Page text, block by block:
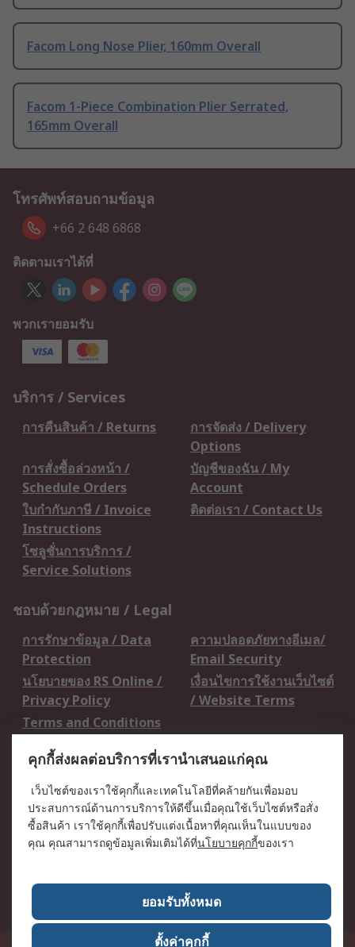
Facom Long Nose Plier, 160mm Overall
Facom 1-Piece Combination Plier Serrated,
165mm Overall
โทรศัพท์สอบถามข้อมูล
+66 2 648 6868
ติดตามเราได้ที่
พวกเรายอมรับ
บริการ / Services
การคืนสินค้า / Returns
การจัดส่ง / Delivery
Options
การสั่งซื้อล่วงหน้า /
Schedule Orders
บัญชีของฉัน / My
Account
ใบกำกับภาษี / Invoice
Instructions
ติดต่อเรา / Contact Us
โซลูชั่นการบริการ /
Service Solutions
ชอบด้วยกฎหมาย / Legal
การรักษาข้อมูล / Data
Protection
ความปลอดภัยทางอีเมล/
Email Security
นโยบายของ RS Online /
Privacy Policy
เงื่อนไขการใช้งานเว็บไซต์
/ Website Terms
Terms and Conditions
เกี่ยวกับ RS / About RS
RS ทั่วโลก / RS
Worldwide
ข่าวประชาสัมพันธ์ / Press
Centre
บริษัทในเครือ RS /
วิธีการชำระเงิน /
เกี่ยวกับ RS / About RS
อาชีพที่ RS / Careers
คุกกี้ส่งผลต่อบริการที่เรานำเสนอแก่คุณ
เว็บไซต์ของเราใช้คุกกี้และเทคโนโลยีที่คล้ายกันเพื่อมอบ
ประสบการณ์ด้านการบริการให้ดีขึ้นเมื่อคุณใช้เว็บไซต์หรือสั่ง
ซื้อสินค้า เราใช้คุกกี้เพื่อปรับแต่งเนื้อหาที่คุณเห็นในแบบของ
คุณ คุณสามารถดูข้อมูลเพิ่มเติมได้ที่นโยบายคุกกี้ของเรา
ยอมรับทั้งหมด
ตั้งค่าคุกกี้